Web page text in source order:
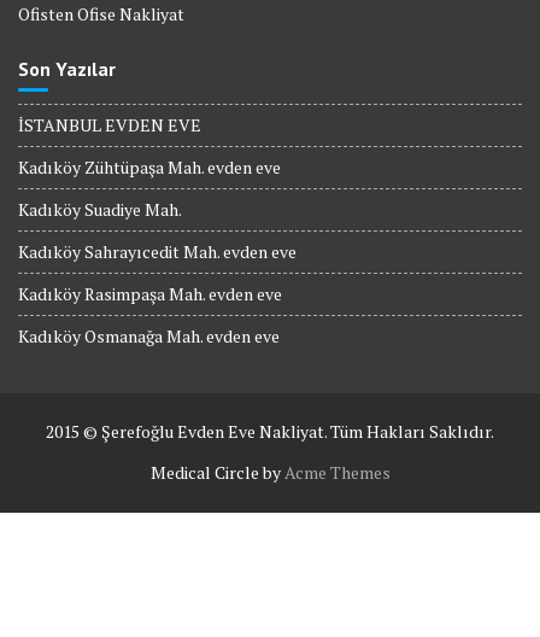
Ofisten Ofise Nakliyat
Son Yazılar
İSTANBUL EVDEN EVE
Kadıköy Zühtüpaşa Mah. evden eve
Kadıköy Suadiye Mah.
Kadıköy Sahrayıcedit Mah. evden eve
Kadıköy Rasimpaşa Mah. evden eve
Kadıköy Osmanağa Mah. evden eve
2015 © Şerefoğlu Evden Eve Nakliyat. Tüm Hakları Saklıdır.
Medical Circle byAcme Themes